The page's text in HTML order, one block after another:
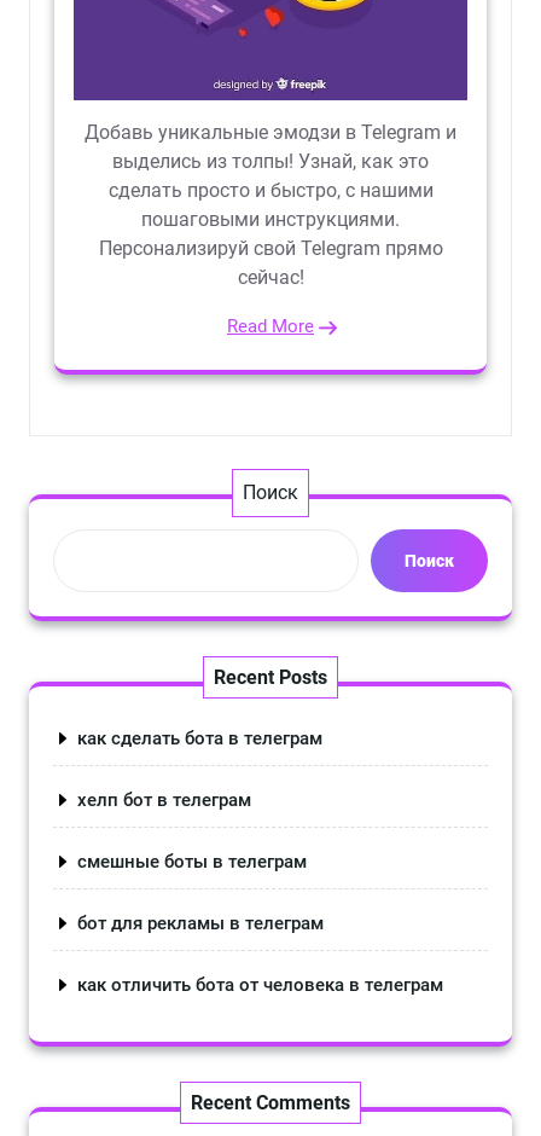
Добавь уникальные эмодзи в Telegram и
выделись из толпы! Узнай, как это
сделать просто и быстро, с нашими
пошаговыми инструкциями.
Персонализируй свой Telegram прямо
сейчас!
Read More
Поиск
Поиск
Recent Posts
как сделать бота в телеграм
хелп бот в телеграм
смешные боты в телеграм
бот для рекламы в телеграм
как отличить бота от человека в телеграм
Recent Comments